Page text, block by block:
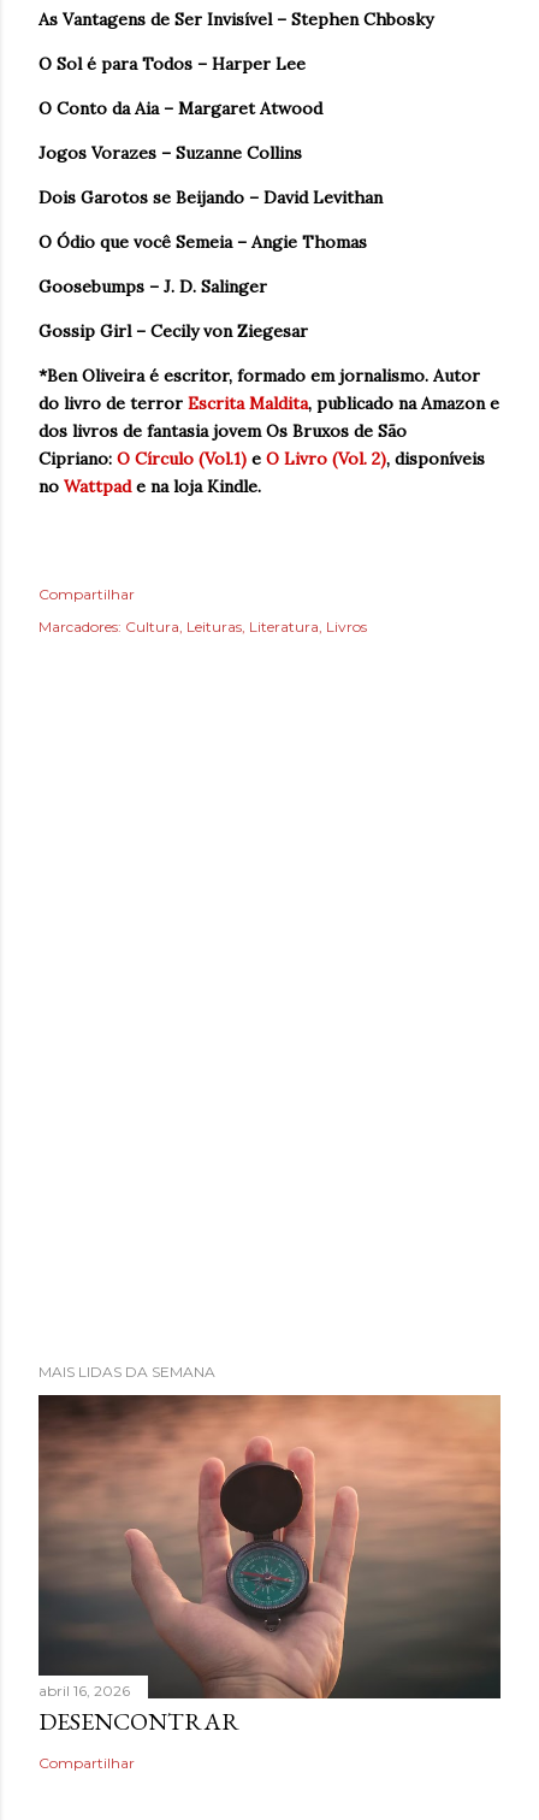
As Vantagens de Ser Invisível – Stephen Chbosky
O Sol é para Todos – Harper Lee
O Conto da Aia – Margaret Atwood
Jogos Vorazes – Suzanne Collins
Dois Garotos se Beijando – David Levithan
O Ódio que você Semeia – Angie Thomas
Goosebumps – J. D. Salinger
Gossip Girl – Cecily von Ziegesar
*Ben Oliveira é escritor, formado em jornalismo. Autor
do livro de terror Escrita Maldita, publicado na Amazon e
dos livros de fantasia jovem Os Bruxos de São
Cipriano: O Círculo (Vol.1) e O Livro (Vol. 2), disponíveis
no Wattpade na loja Kindle.
Compartilhar
Marcadores: Cultura Leituras Literatura Livros
MAIS LIDAS DA SEMANA
abril 16, 2026
DESENCONTRAR
Compartilhar